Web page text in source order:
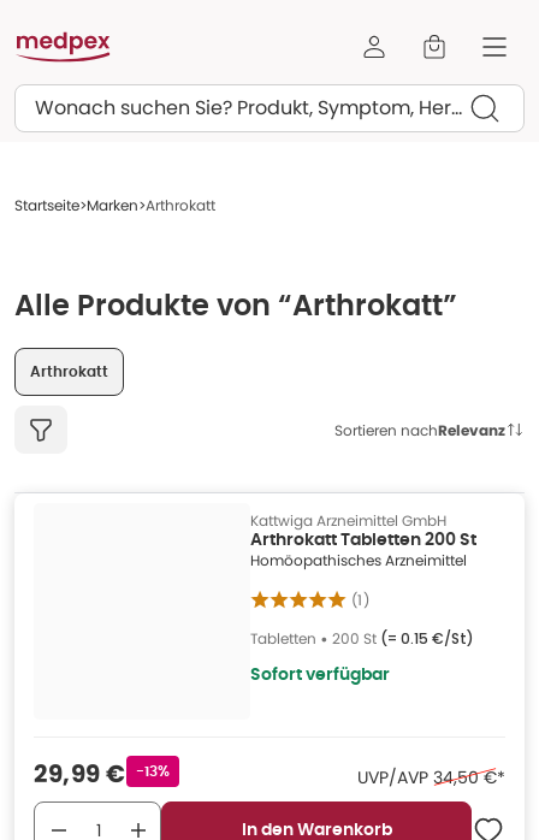
Suchen
Startseite Marken Arthrokatt
Alle Produkte von “Arthrokatt”
Arthrokatt
Sortieren nachRelevanz
Kattwiga Arzneimittel GmbH
Arthrokatt Tabletten 200 St
Homöopathisches Arzneimittel
(1)
Tabletten • 200 St (= 0.15 €/St)
Sofort verfügbar
Verkaufspreis
29,99 € Rabattstempel
-13% UVP/AVP Ehemaliger
34,50 €*
In den Warenkorb